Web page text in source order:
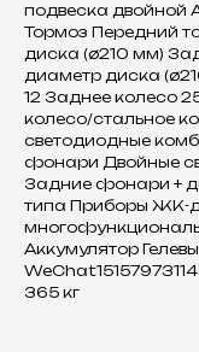
подвеска двойной
Тормоз Передний
диска (ø210 мм)
диаметр диска
12 Заднее колесо
колесо/стальное
светодиодные
фонари Двойные
Задние фонари +
типа Приборы ЖК-
Аккумулятор
365 кг